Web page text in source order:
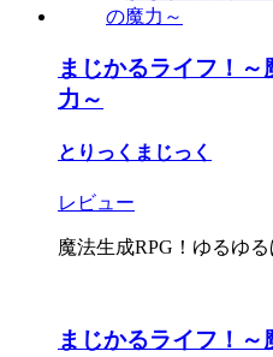
まじかるライフ！
力～
とりっくまじっく
レビュー
魔法生成RPG！ゆるゆ
まじかるライフ！